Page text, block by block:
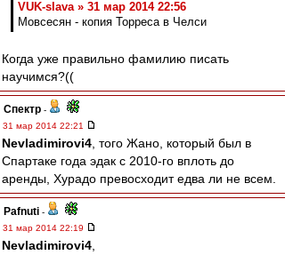
VUK-slava » 31 мар 2014 22:56
Мовсесян - копия Торреса в Челси
Когда уже правильно фамилию писать
научимся?((
Спектр -
31 мар 2014 22:21
Nevladimirovi4 , того Жано, который был в
Спартаке года эдак с 2010-го вплоть до
аренды, Хурадо превосходит едва ли не всем.
Pafnuti -
31 мар 2014 22:19
Nevladimirovi4